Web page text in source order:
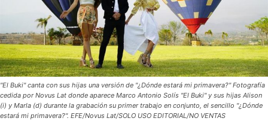
"El Buki" canta con sus hijas una versión de "¿Dónde estará mi primavera?" Fotografía
cedida por Novus Lat donde aparece Marco Antonio Solís "El Buki" y sus hijas Alison
(i) y Marla (d) durante la grabación su primer trabajo en conjunto, el sencillo "¿Dónde
estará mi primavera?". EFE/Novus Lat/SOLO USO EDITORIAL/NO VENTAS